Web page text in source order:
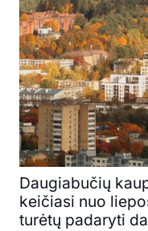
Daugiabučių
keičiasi nuo
turėtų padaryti